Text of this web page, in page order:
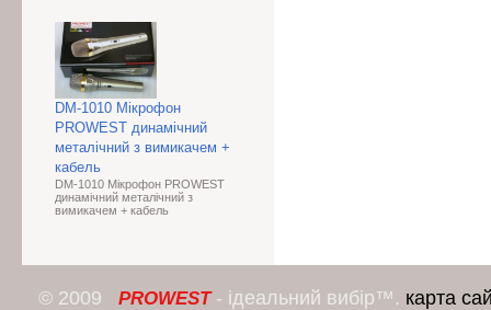
DM-1010 Мікрофон
PROWEST динамічний
металічний з вимикачем +
кабель
DM-1010 Мікрофон PROWEST
динамічний металічний з
вимикачем + кабель
© 2009 PROWEST- ідеальний вибір™. карта